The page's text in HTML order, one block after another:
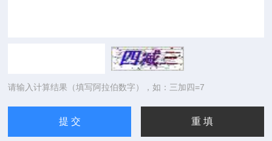
请输入计算结果（填写阿拉伯数字），如：三加四=7